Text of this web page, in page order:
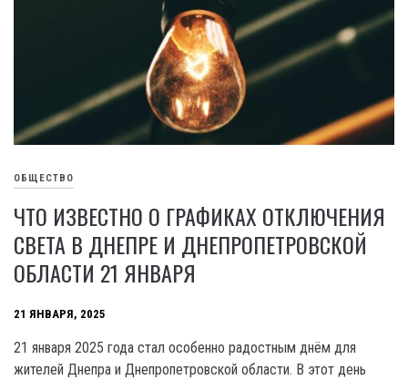
ОБЩЕСТВО
ЧТО ИЗВЕСТНО О ГРАФИКАХ ОТКЛЮЧЕНИЯ
СВЕТА В ДНЕПРЕ И ДНЕПРОПЕТРОВСКОЙ
ОБЛАСТИ 21 ЯНВАРЯ
21 ЯНВАРЯ, 2025
21 января 2025 года стал особенно радостным днём для
жителей Днепра и Днепропетровской области. В этот день